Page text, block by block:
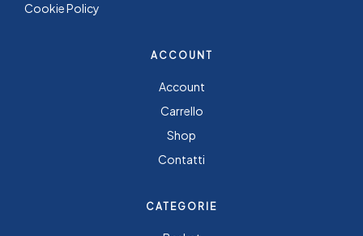
Cookie Policy
ACCOUNT
Account
Carrello
Shop
Contatti
CATEGORIE